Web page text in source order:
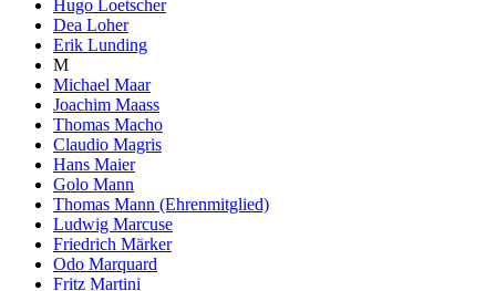
Hugo Loetscher
Dea Loher
Erik Lunding
M
Michael Maar
Joachim Maass
Thomas Macho
Claudio Magris
Hans Maier
Golo Mann
Thomas Mann (Ehrenmitglied)
Ludwig Marcuse
Friedrich Märker
Odo Marquard
Fritz Martini